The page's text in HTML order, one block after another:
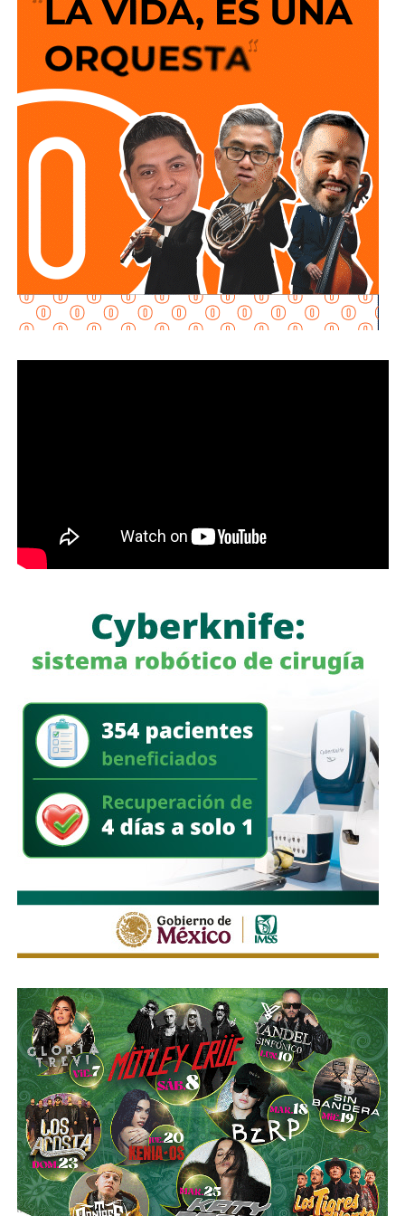
de horribles estructuras de hierroo que los autos
sigan a 100 km/h sobre un puente o paso a desnivel.
No soy un experto en ingeniería urbana, por lo que no
pretendo entrar en detalles técnicos de si está bien o mal
hecho, por eso me centro en losdebates que quieren
forzar las páginas de Facebookque se llaman medios
de prensa.
Pocas veces he visto medios cuestionar la constante
construcción de estructura cochista que lejos de mejorar la
movilidad, como dicen los boletines oficiales, tienden
solamente a
favorecer la velocidad
¿Quién se acuerda de los peatones? ¿Quién piensa
en el que quiere cruzar la calle sin tener que subirse
para avisarle a los conductores que había una barda
en medio de la calle, pero la mayoría de los que piden la
señal con el aviso son los mismos que, a propósito, no
ser cortés con los peatones que intentan
Señales faltan más, como una que indique para qué o
realidad nadie lo sabe a ciencia cierta, otras en toda la
ciudad, lasque avisen que la ciclovía no es para que se
estacionen autos de los negocios de Carranza o
Himno Nacional.
La Avenida Chapultepec tiene varias señales que indican
que ellímite de velocidad es de 50 km/h, algunas casi
borradas -ahí te encargo, Ayuntamiento- pero en los
videos que circularon de autos voladores,en ninguno de
los casos, la velocidad del vehículo estaba por debajo
del límite permitido
.
Sí hubo un fallo grande por parte de lasautoridades
viales municipales que no anunciaron a tiempo el tope
y no colocaron la señal hasta que ya estaba listo el muro
de los tormentos.